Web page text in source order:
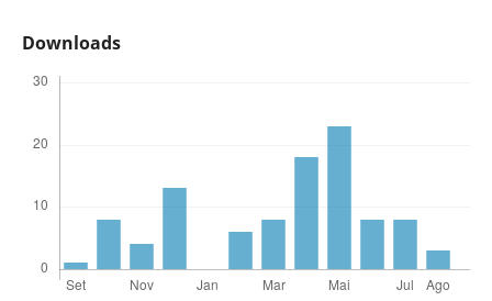
Downloads